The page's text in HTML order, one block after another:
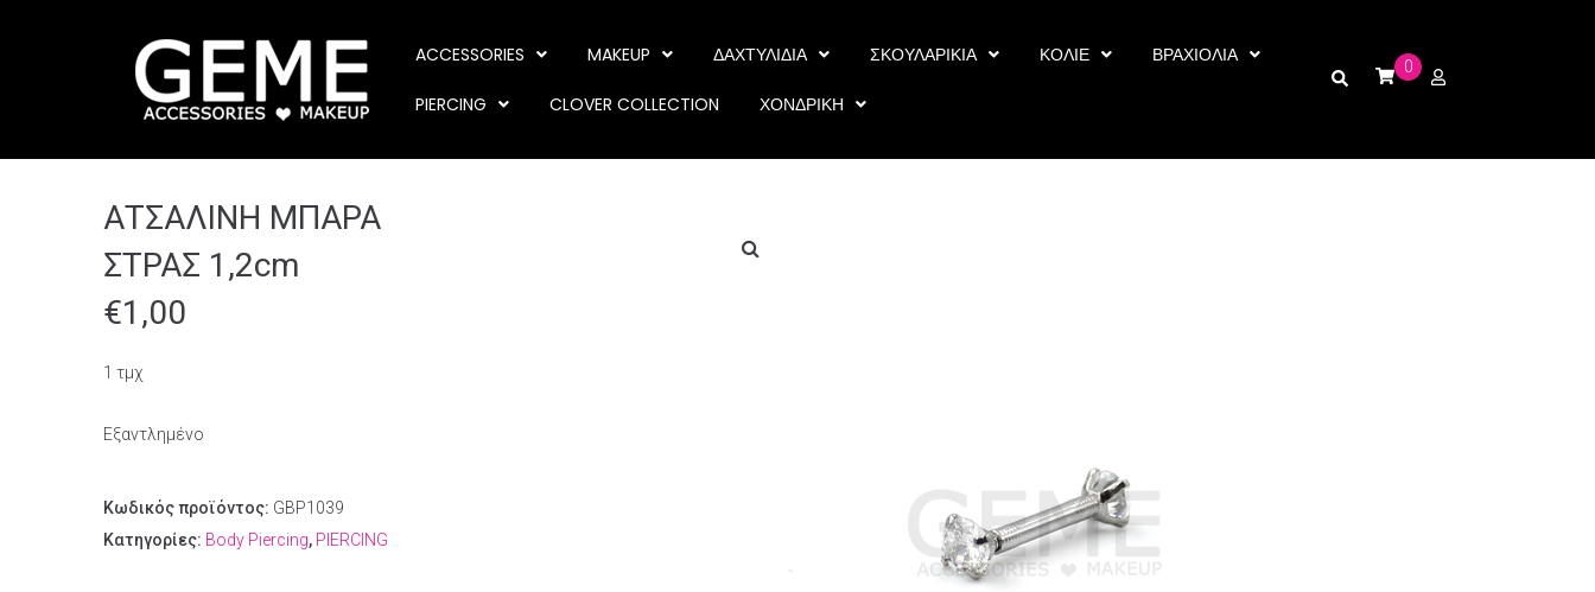
ACCESSORIES MAKEUP ΔΑΧΤΥΛΙΔΙΑ ΣΚΟΥΛΑΡΙΚΙΑ ΚΟΛΙΕ ΒΡΑΧΙΟΛΙΑ
PIERCING CLOVER COLLECTION ΧΟΝΔΡΙΚΗ
0
ΑΤΣΑΛΙΝΗ ΜΠΑΡΑ
ΣΤΡΑΣ 1,2cm
€1,00
1 τμχ
Εξαντλημένο
Κωδικός προϊόντος: GBP1039
Κατηγορίες: Body Piercing, PIERCING